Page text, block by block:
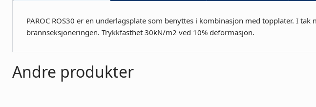
PAROC ROS30 er en underlagsplate som benyttes i kombinasjon med topplater. I
brannseksjoneringen. Trykkfasthet 30kN/m2 ved 10% deformasjon.
Andre produkter